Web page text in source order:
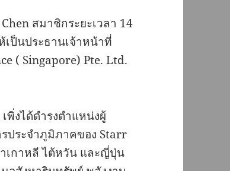
สมาชิกระยะเวลา 14
เป็นประธานเจ้าหน้าที่
( Singapore) Pte. Ltd.
เพิ่งได้ดำรงตำแหน่งผู้
ประจำภูมิภาคของ Starr
เกาหลี ไต้หวัน และญี่ปุ่น